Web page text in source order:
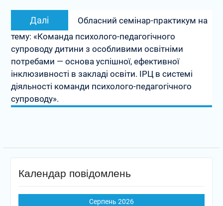
Далі
Наступний
запис:
Обласний семінар-практикум на
тему: «Команда психолого-педагогічного
супроводу дитини з особливими освітніми
потребами — основа успішної, ефективної
інклюзивності в закладі освіти. ІРЦ в системі
діяльності команди психолого-педагогічного
супроводу».
Календар повідомлень
Серпень 2026